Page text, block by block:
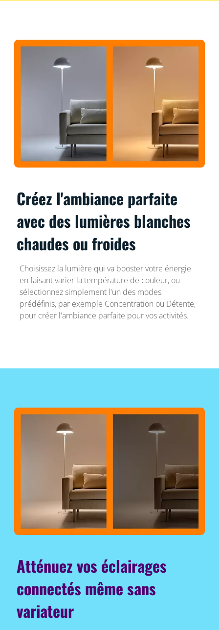
Créez l'ambiance parfaite
avec des lumières blanches
chaudes ou froides
Choisissez la lumière qui va booster votre énergie
en faisant varier la température de couleur, ou
sélectionnez simplement l'un des modes
prédéfinis, par exemple Concentration ou Détente,
pour créer l'ambiance parfaite pour vos activités.
Atténuez vos éclairages
connectés même sans
variateur